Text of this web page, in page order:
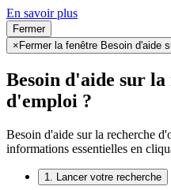
En savoir plus
Fermer
× Fermer la fenêtre Besoin d'aide
Besoin d'aide sur
d'emploi ?
Besoin d'aide sur la recherche
informations essentielles en
1. Lancer votre recherche